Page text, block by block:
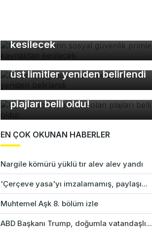
kesilecek
Balon balığı desteklerinde
üst limitler yeniden belirlendi
Bursa'nın suyu temiz olan
plajları belli oldu!
EN ÇOK OKUNAN HABERLER
Nargile kömürü yüklü tır alev alev yandı
'Çerçeve yasa'yı imzalamamış, paylaşı...
Muhtemel Aşk 8. bölüm izle
ABD Başkanı Trump, doğumla vatandaşlı...